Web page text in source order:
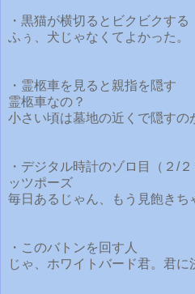
・黒猫が横切るとビクビクする
ふぅ、犬じゃなくてよかった。
・霊柩車を見ると親指を隠す
霊柩車なの？
小さい頃は墓地の近くで隠すの
・デジタル時計のゾロ目（２/
ッツポーズ
毎日あるじゃん、もう見飽きち
・このバトンを回す人
じゃ、ホワイトバード君。君に